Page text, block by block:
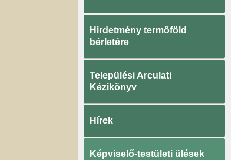
Hirdetmény termőföld
bérletére
Települési Arculati
Kézikönyv
Hírek
Képviselő-testületi ülések